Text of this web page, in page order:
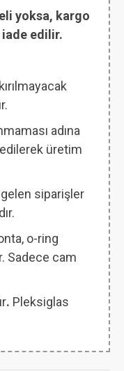
yoksa, kargo
edilir.
adına
üretim
siparişler
o-ring
Sadece cam
. Pleksiglas